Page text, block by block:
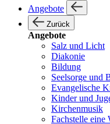
Angebote
Zurück
Angebote
Salz und Licht
Diakonie
Bildung
Seelsorge und
Evangelische
Kinder und
Kirchenmusik
Fachstelle eine